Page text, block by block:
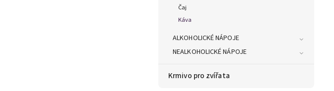
Čaj
Káva
ALKOHOLICKÉ NÁPOJE
NEALKOHOLICKÉ NÁPOJE
Krmivo pro zvířata